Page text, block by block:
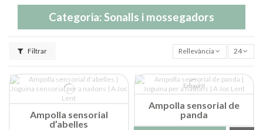
Categoria: Sonalls i mossegadors
Filtrar Rellevància 24
Ampolla sensorial
d’abelles
Exhaurit
Ampolla sensorial de
panda